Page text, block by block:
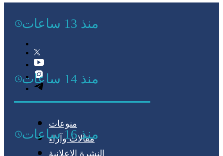
منذ 13 ساعات
منذ 14 ساعات
منذ 16 ساعات
منوعات
مقالات وآراء
النشرة الإعلانية